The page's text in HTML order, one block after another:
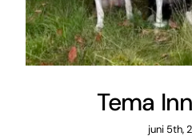
Tema
juni 5th,